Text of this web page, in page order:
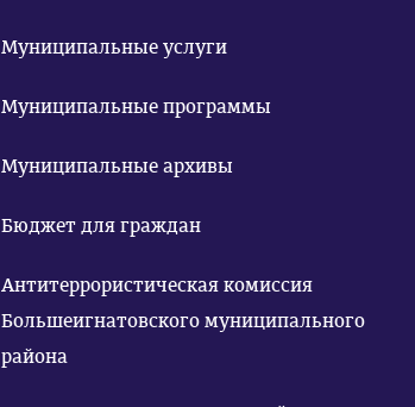
Муниципальные услуги
Муниципальные программы
Муниципальные архивы
Бюджет для граждан
Антитеррористическая комиссия
Большеигнатовского муниципального
района